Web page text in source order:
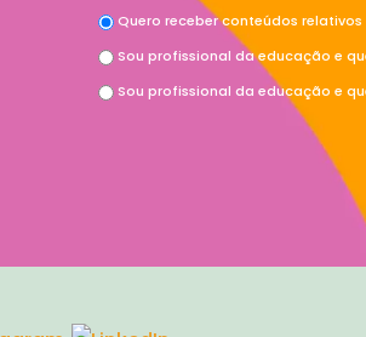
Quero receber conteúdos
Sou profissional da educação e
Sou profissional da educação e